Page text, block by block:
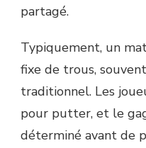
partagé.
Typiquement, un
fixe de trous,
traditionnel. Les
pour putter, et le
déterminé avant de